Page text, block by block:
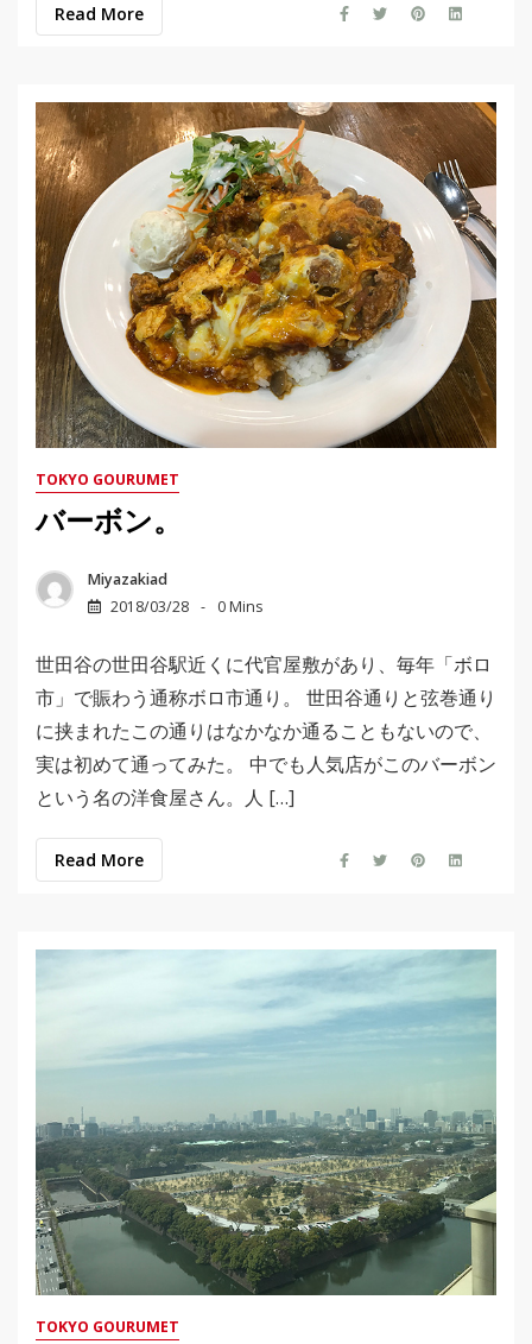
Read More
TOKYO GOURUMET
バーボン。
Miyazakiad
2018/03/28
0 Mins
世田谷の世田谷駅近くに代官屋敷があり、毎年「ボロ
市」で賑わう通称ボロ市通り。 世田谷通りと弦巻通り
に挟まれたこの通りはなかなか通ることもないので、
実は初めて通ってみた。 中でも人気店がこのバーボン
という名の洋食屋さん。人 […]
Read More
TOKYO GOURUMET